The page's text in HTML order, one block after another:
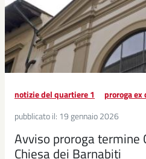
notizie del quartiere 1
proroga
pubblicato il: 19 gennaio 2026
Avviso proroga termine
Chiesa dei Barnabiti